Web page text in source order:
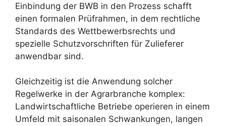
Einbindung der BWB in den Prozess schafft
einen formalen Prüfrahmen, in dem rechtliche
Standards des Wettbewerbsrechts und
spezielle Schutzvorschriften für Zulieferer
anwendbar sind.
Gleichzeitig ist die Anwendung solcher
Regelwerke in der Agrarbranche komplex:
Landwirtschaftliche Betriebe operieren in einem
Umfeld mit saisonalen Schwankungen, langen